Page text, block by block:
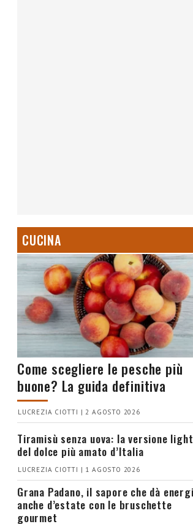
CUCINA
Come scegliere le pesche più
buone? La guida definitiva
LUCREZIA CIOTTI | 2 AGOSTO 2026
Tiramisù senza uova: la versione light
del dolce più amato d’Italia
LUCREZIA CIOTTI | 1 AGOSTO 2026
Grana Padano, il sapore che dà
anche d’estate con le bruschette
gourmet